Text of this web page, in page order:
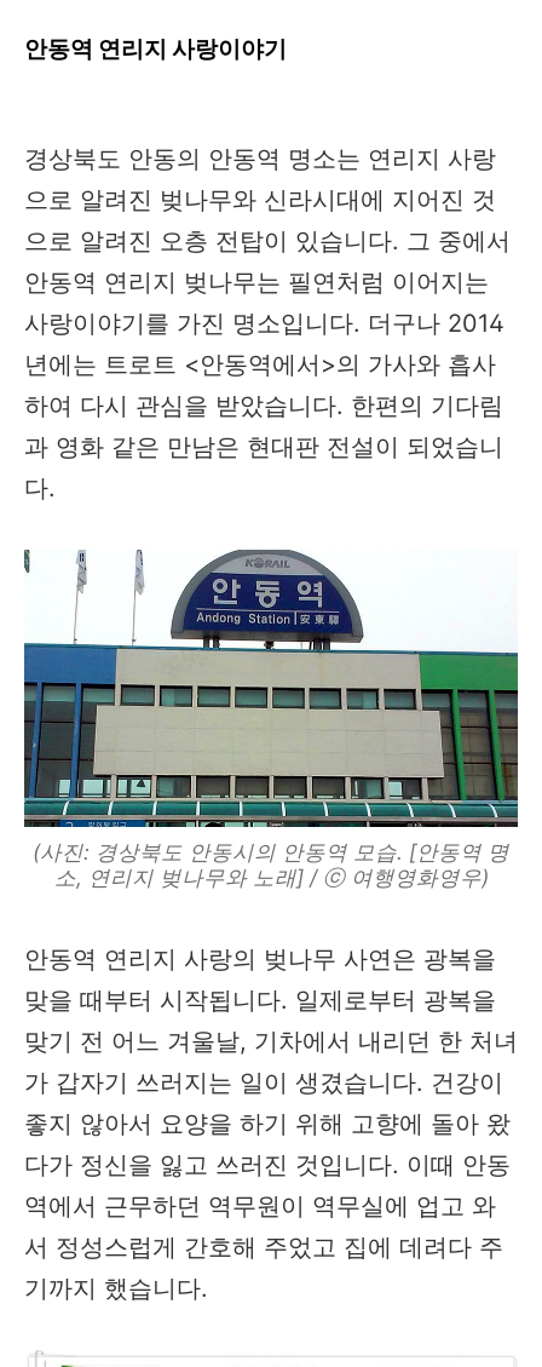
안동역 연리지 사랑이야기
경상북도 안동의 안동역 명소는 연리지 사랑
으로 알려진 벚나무와 신라시대에 지어진 것
으로 알려진 오층 전탑이 있습니다. 그 중에서
안동역 연리지 벚나무는 필연처럼 이어지는
사랑이야기를 가진 명소입니다. 더구나 2014
년에는 트로트 <안동역에서>의 가사와 흡사
하여 다시 관심을 받았습니다. 한편의 기다림
과 영화 같은 만남은 현대판 전설이 되었습니
다.
(사진: 경상북도 안동시의 안동역 모습. [안동역 명
소, 연리지 벚나무와 노래] / ⓒ 여행영화영우)
안동역 연리지 사랑의 벚나무 사연은 광복을
맞을 때부터 시작됩니다. 일제로부터 광복을
맞기 전 어느 겨울날, 기차에서 내리던 한 처녀
가 갑자기 쓰러지는 일이 생겼습니다. 건강이
좋지 않아서 요양을 하기 위해 고향에 돌아 왔
다가 정신을 잃고 쓰러진 것입니다. 이때 안동
역에서 근무하던 역무원이 역무실에 업고 와
서 정성스럽게 간호해 주었고 집에 데려다 주
기까지 했습니다.